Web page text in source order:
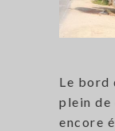
Le bord
plein de
encore